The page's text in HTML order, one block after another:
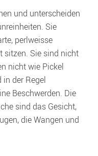
und unterscheiden
Sie
perlweisse
sitzen. Sie sind nicht
nicht wie Pickel
der Regel
Beschwerden. Die
sind das Gesicht,
die Wangen und